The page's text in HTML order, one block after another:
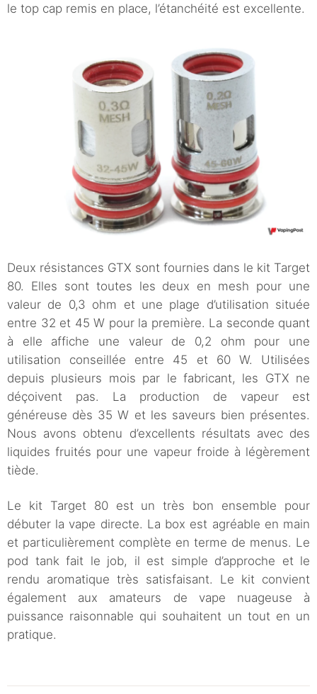
le top cap remis en place, l’étanchéité est excellente.
Deux résistances GTX sont fournies dans le kit Target
80. Elles sont toutes les deux en mesh pour une
valeur de 0,3 ohm et une plage d’utilisation située
entre 32 et 45 W pour la première. La seconde quant
à elle affiche une valeur de 0,2 ohm pour une
utilisation conseillée entre 45 et 60 W. Utilisées
depuis plusieurs mois par le fabricant, les GTX ne
déçoivent pas. La production de vapeur est
généreuse dès 35 W et les saveurs bien présentes.
Nous avons obtenu d’excellents résultats avec des
liquides fruités pour une vapeur froide à légèrement
tiède.
Le kit Target 80 est un très bon ensemble pour
débuter la vape directe. La box est agréable en main
et particulièrement complète en terme de menus. Le
pod tank fait le job, il est simple d’approche et le
rendu aromatique très satisfaisant. Le kit convient
également aux amateurs de vape nuageuse à
puissance raisonnable qui souhaitent un tout en un
pratique.